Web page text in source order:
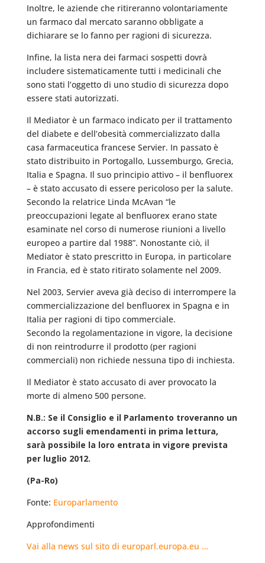
Inoltre, le aziende che ritireranno volontariamente
un farmaco dal mercato saranno obbligate a
dichiarare se lo fanno per ragioni di sicurezza.
Infine, la lista nera dei farmaci sospetti dovrà
includere sistematicamente tutti i medicinali che
sono stati l’oggetto di uno studio di sicurezza dopo
essere stati autorizzati.
Il Mediator è un farmaco indicato per il trattamento
del diabete e dell’obesità commercializzato dalla
casa farmaceutica francese Servier. In passato è
stato distribuito in Portogallo, Lussemburgo, Grecia,
Italia e Spagna. Il suo principio attivo – il benfluorex
– è stato accusato di essere pericoloso per la salute.
Secondo la relatrice Linda McAvan “le
preoccupazioni legate al benfluorex erano state
esaminate nel corso di numerose riunioni a livello
europeo a partire dal 1988”. Nonostante ciò, il
Mediator è stato prescritto in Europa, in particolare
in Francia, ed è stato ritirato solamente nel 2009.
Nel 2003, Servier aveva già deciso di interrompere la
commercializzazione del benfluorex in Spagna e in
Italia per ragioni di tipo commerciale.
Secondo la regolamentazione in vigore, la decisione
di non reintrodurre il prodotto (per ragioni
commerciali) non richiede nessuna tipo di inchiesta.
Il Mediator è stato accusato di aver provocato la
morte di almeno 500 persone.
N.B.: Se il Consiglio e il Parlamento troveranno un
accorso sugli emendamenti in prima lettura,
sarà possibile la loro entrata in vigore prevista
per luglio 2012.
(Pa-Ro)
Fonte: Europarlamento
Approfondimenti
Vai alla news sul sito di europarl.europa.eu …